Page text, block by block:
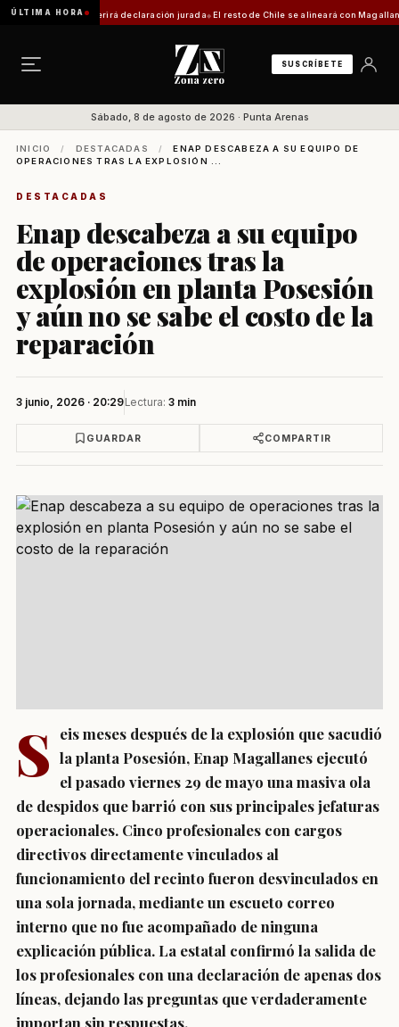
ÚLTIMA HORA
requerirá declaración jurada El resto de Chile se alineará con Magallanes:
SUSCRÍBETE
Sábado, 8 de agosto de 2026 · Punta Arenas
INICIO / DESTACADAS /
ENAP DESCABEZA A SU EQUIPO DE
OPERACIONES TRAS LA EXPLOSIÓN ...
DESTACADAS
Enap descabeza a su equipo
de operaciones tras la
explosión en planta Posesión
y aún no se sabe el costo de la
reparación
3 junio, 2026 · 20:29Lectura: 3 min
GUARDAR COMPARTIR
S eis meses después de la explosión que sacudió
la planta Posesión, Enap Magallanes ejecutó
el pasado viernes 29 de mayo una masiva ola
de despidos que barrió con sus principales jefaturas
operacionales. Cinco profesionales con cargos
directivos directamente vinculados al
funcionamiento del recinto fueron desvinculados en
una sola jornada, mediante un escueto correo
interno que no fue acompañado de ninguna
explicación pública. La estatal confirmó la salida de
los profesionales con una declaración de apenas dos
líneas, dejando las preguntas que verdaderamente
importan sin respuestas.